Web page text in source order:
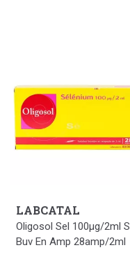
LABCATAL
Oligosol Sel 100µg/2ml S
Buv En Amp 28amp/2ml